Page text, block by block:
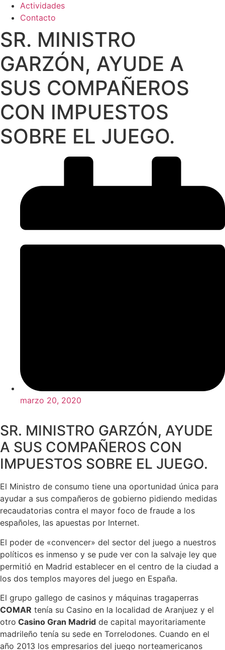
Actividades
Contacto
SR. MINISTRO
GARZÓN, AYUDE A
SUS COMPAÑEROS
CON IMPUESTOS
SOBRE EL JUEGO.
marzo 20, 2020
SR. MINISTRO GARZÓN, AYUDE
A SUS COMPAÑEROS CON
IMPUESTOS SOBRE EL JUEGO.
El Ministro de consumo tiene una oportunidad única para
ayudar a sus compañeros de gobierno pidiendo medidas
recaudatorias contra el mayor foco de fraude a los
españoles, las apuestas por Internet.
El poder de «convencer» del sector del juego a nuestros
políticos es inmenso y se pude ver con la salvaje ley que
permitió en Madrid establecer en el centro de la ciudad a
los dos templos mayores del juego en España.
El grupo gallego de casinos y máquinas tragaperras
COMAR tenía su Casino en la localidad de Aranjuez y el
otro Casino Gran Madrid de capital mayoritariamente
madrileño tenía su sede en Torrelodones. Cuando en el
año 2013 los empresarios del juego norteamericanos